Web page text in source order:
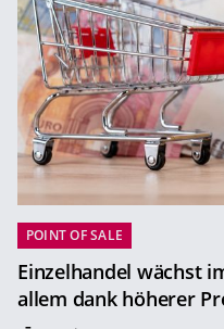
POINT OF SALE
Einzelhandel wächst
allem dank höherer